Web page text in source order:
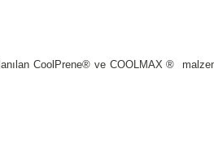
CoolPrene® ve COOLMAX ®